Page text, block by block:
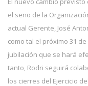
el seno de la
actual Gerente, José
como tal el próximo 31
jubilación que se hará
tanto, Rodri seguirá
los cierres del Ejercicio